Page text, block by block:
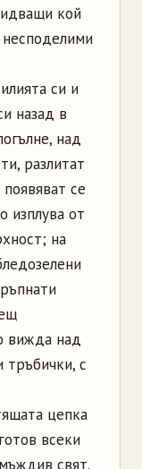
идващи кой
си и
назад в
над
разлитат
се
изплува от
на
вижда над
тръбички, с
цепка
всеки
свят.